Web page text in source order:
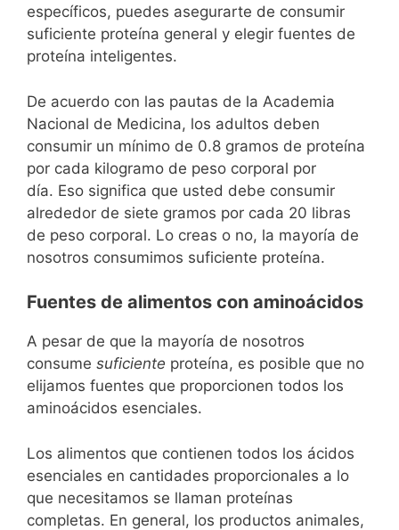
específicos, puedes asegurarte de consumir
suficiente proteína general y elegir fuentes de
proteína inteligentes.
De acuerdo con las pautas de la Academia
Nacional de Medicina, los adultos deben
consumir un mínimo de 0.8 gramos de proteína
por cada kilogramo de peso corporal por
día. Eso significa que usted debe consumir
alrededor de siete gramos por cada 20 libras
de peso corporal. Lo creas o no, la mayoría de
nosotros consumimos suficiente proteína.
Fuentes de alimentos con aminoácidos
A pesar de que la mayoría de nosotros
consume suficiente proteína, es posible que no
elijamos fuentes que proporcionen todos los
aminoácidos esenciales.
Los alimentos que contienen todos los ácidos
esenciales en cantidades proporcionales a lo
que necesitamos se llaman proteínas
completas. En general, los productos animales,